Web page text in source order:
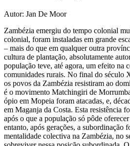
Autor: Jan De Moor
Zambézia emergiu do tempo colonial
colonial, foram instaladas em grande
– mais do que em qualquer outra
cultura de plantação, absolutamente
população teve, até agora, um efeito na
comunidades rurais. No final do
os povos da Zambézia resistiram ao
é o movimento Matchingiri de
ópio em Mopeia foram atacadas, e,
em Maganja da Costa. Esta resistência
após o que a população só pôde
entanto, após gerações, a subordinação
mentalidade colectiva na Zambézia, no